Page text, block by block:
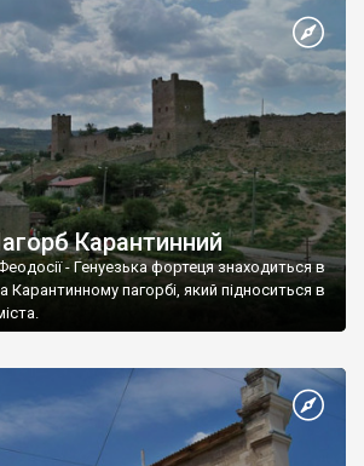
Карантинний
- Генуезька фортеця знаходиться в
Карантинному пагорбі, який підноситься в